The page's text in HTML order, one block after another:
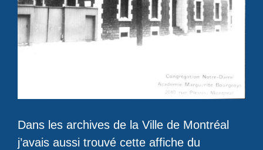
Dans les archives de la Ville de Montréal
j’avais aussi trouvé cette affiche du